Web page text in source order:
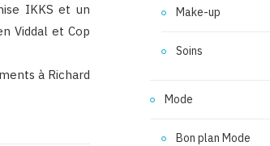
IKKS et un
Viddal et Cop
à Richard
Make-up
Soins
Mode
Bon plan Mode